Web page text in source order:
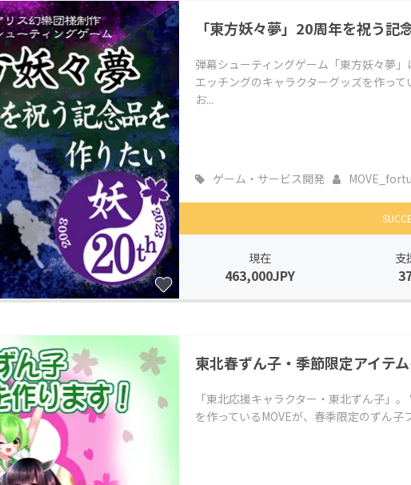
「東方妖々夢」20周年を祝う記
弾幕シューティングゲーム「東方妖々夢
エッチングのキャラクターグッズを作っ
お...
ゲーム・サービス開発
現在
463,000JPY
支
東北春ずん子・季節限定アイテム
「東北応援キャラクター・東北ずん子」
を作っているMOVEが、春季限定のずん